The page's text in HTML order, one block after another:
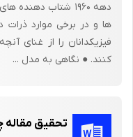
متریکها و مشتقات آنها
جهان را نشان می‌دهد.
روش دیگر استفاده از
بدین طریق یک گذار
دهه ۱۹۶۰ شتاب
ها و در برخی موارد ذرات
فیزیکدانان را از غنای
کنند. ● نگاهی به مدل ...
تحقیق مقاله